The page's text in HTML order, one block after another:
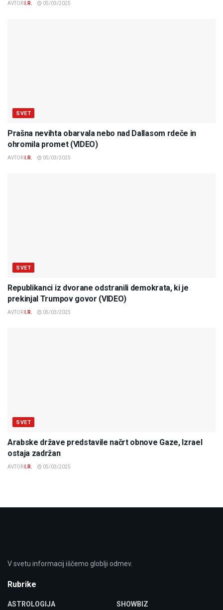
AVTOR I.R. 05/03/2025
SVET
Prašna nevihta obarvala nebo nad Dallasom rdeče in
ohromila promet (VIDEO)
AVTOR I.R. 05/03/2025
SVET
Republikanci iz dvorane odstranili demokrata, ki je
prekinjal Trumpov govor (VIDEO)
AVTOR I.R. 05/03/2025
SVET
Arabske države predstavile načrt obnove Gaze, Izrael
ostaja zadržan
AVTOR I.R. 05/03/2025
V svetu informacij iščemo globlji odmev.
Rubrike
ASTROLOGIJA SHOWBIZ